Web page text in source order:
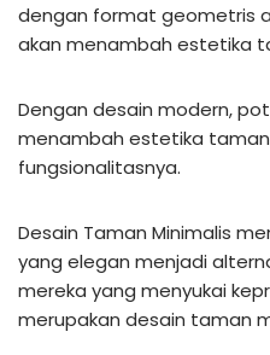
dengan format geometris
akan menambah estetika
Dengan desain modern,
menambah estetika
fungsionalitasnya.
Desain Taman Minimalis
yang elegan menjadi
mereka yang menyukai
merupakan desain taman